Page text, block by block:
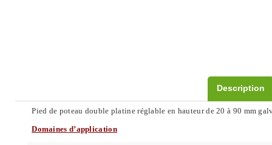
Description
Pied de poteau double platine réglable en hauteur de 20 à 90 mm
Domaines d’application